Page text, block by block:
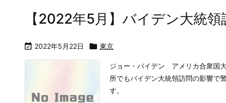
【2022年5月】バイデン大統
 2022年5月22日  東京
ジョー・バイデン アメリカ合衆国
所でもバイデン大統領訪問の影響で
す。